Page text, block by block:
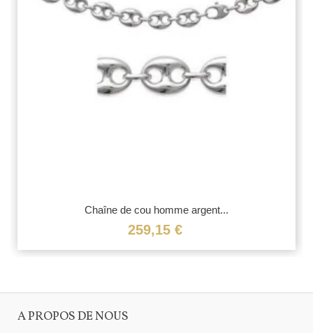
Chaîne de cou homme argent...
259,15 €
A PROPOS DE NOUS